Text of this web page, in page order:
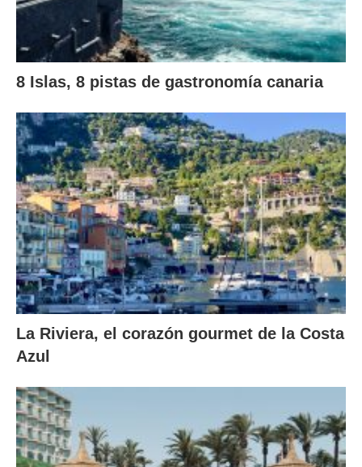
8 Islas, 8 pistas de gastronomía canaria
La Riviera, el corazón gourmet de la Costa
Azul